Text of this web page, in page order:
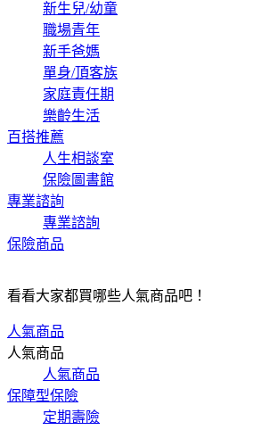
新生兒/幼童
職場青年
新手爸媽
單身/頂客族
家庭責任期
樂齡生活
百搭推薦
人生相談室
保險圖書館
專業諮詢
專業諮詢
保險商品
看看大家都買哪些人氣商品吧！
人氣商品
人氣商品
人氣商品
保障型保險
定期壽險